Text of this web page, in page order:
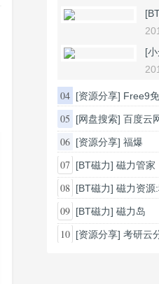
[
04 [资源分享] Free9
05 [网盘搜索] 百度云
06 [资源分享] 福爆
07 [BT磁力] 磁力管家
08 [BT磁力] 磁力资源:
09 [BT磁力] 磁力岛
10 [资源分享] 考研云